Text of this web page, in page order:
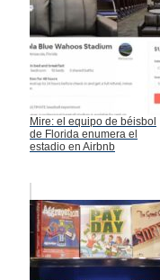
Mire: el equipo de béisbol
de Florida enumera el
estadio en Airbnb